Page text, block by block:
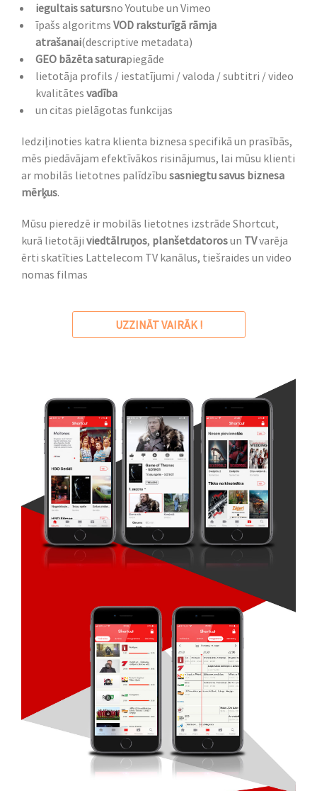
iegultais satursno Youtube un Vimeo
īpašs algoritms VOD raksturīgā rāmja
atrašanai(descriptive metadata)
GEO bāzēta saturapiegāde
lietotāja profils / iestatījumi / valoda / subtitri / video
kvalitātes vadība
un citas pielāgotas funkcijas
Iedziļinoties katra klienta biznesa specifikā un prasībās,
mēs piedāvājam efektīvākos risinājumus, lai mūsu klienti
ar mobilās lietotnes palīdzību sasniegtu savus biznesa
mērķus.
Mūsu pieredzē ir mobilās lietotnes izstrāde Shortcut,
kurā lietotāji viedtālruņos, planšetdatorosun TVvarēja
ērti skatīties Lattelecom TV kanālus, tiešraides un video
nomas filmas
UZZINĀT VAIRĀK !